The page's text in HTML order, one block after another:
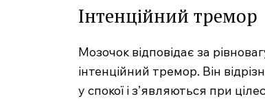
Інтенційний тремор
Мозочок відповідає за
інтенційний тремор. Він
у спокої і з’являються при